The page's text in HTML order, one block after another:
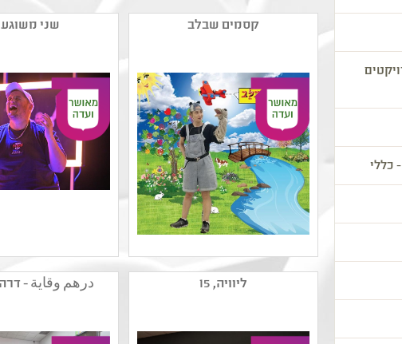
קסמים שבלב
שם המפיק: יעל וינר
קטגוריה: הצגת יחיד
קהל יעד: גן - גן
שני
קטגוריה:
,מחזאות ישראלית
,סבלנות וסובלנות
ליוויה, 15 درهم وقاية -
כללי